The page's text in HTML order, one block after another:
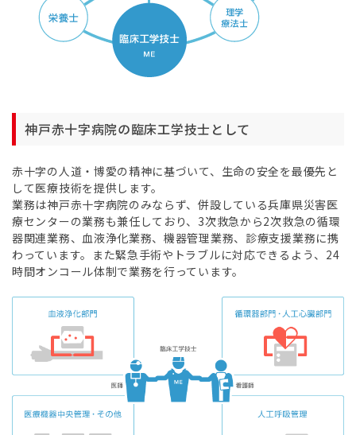
神戸赤十字病院の臨床工学技士として
赤十字の人道・博愛の精神に基づいて、生命の安全を最優先と
して医療技術を提供します。
業務は神戸赤十字病院のみならず、併設している兵庫県災害医
療センターの業務も兼任しており、3次救急から2次救急の循環
器関連業務、血液浄化業務、機器管理業務、診療支援業務に携
わっています。また緊急手術やトラブルに対応できるよう、24
時間オンコール体制で業務を行っています。